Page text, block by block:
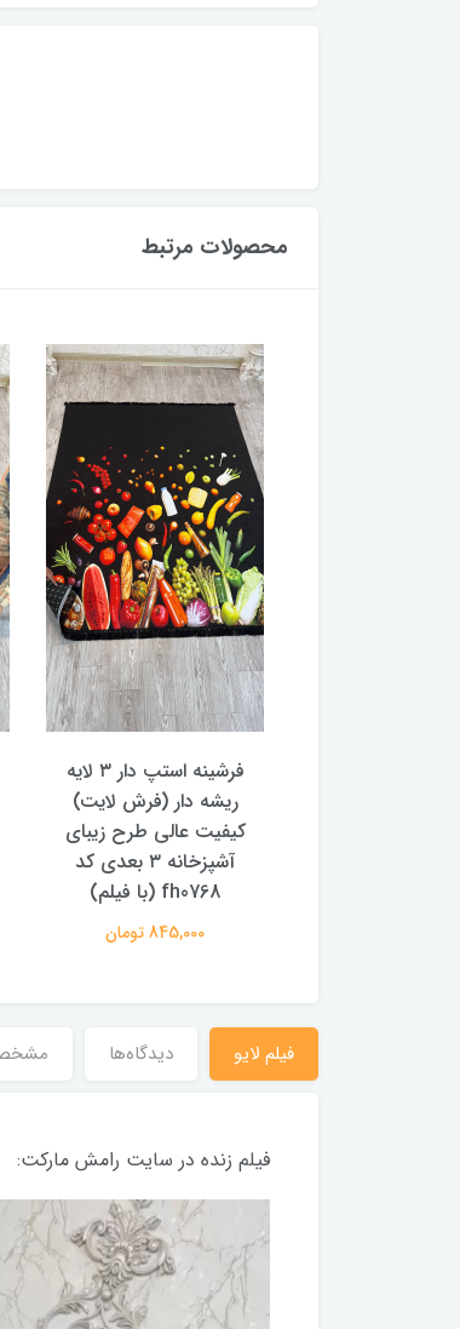
محصولات مرتبط
فرشینه استپ دار ۳ لایه
ریشه دار (فرش لایت)
کیفیت عالی طرح زیبای
آشپزخانه ۳ بعدی کد
fh0768 (با فیلم)
845,000 تومان
فیلم لایو دیدگاه‌ها
فیلم زنده در سایت رامش مارکت: